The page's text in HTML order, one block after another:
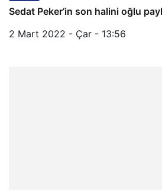
Sedat Peker’in son halini oğlu
2 Mart 2022 - Çar - 13:56